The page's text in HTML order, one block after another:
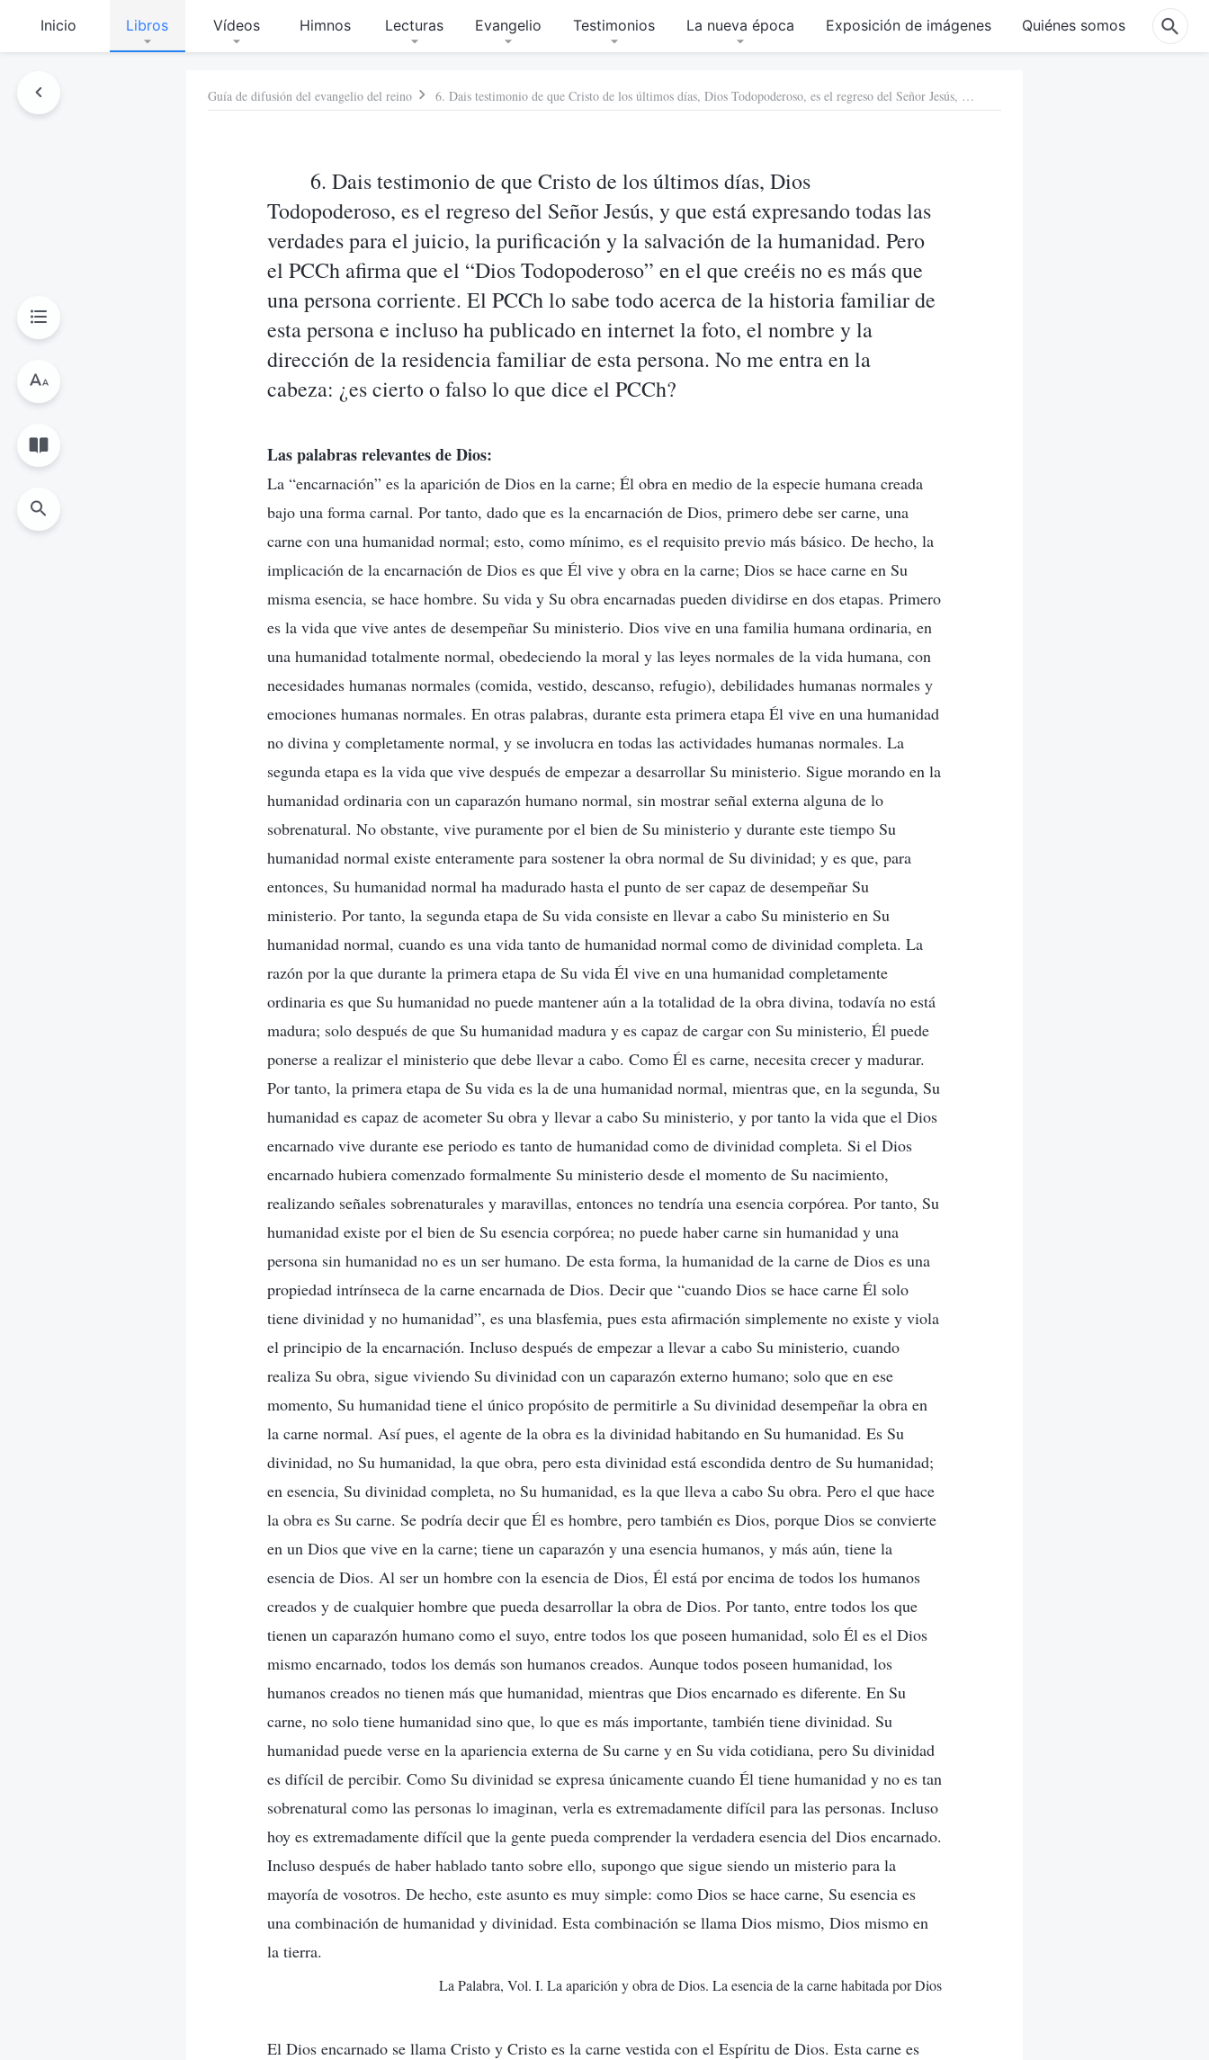
Inicio Libros Vídeos Himnos Lecturas Evangelio Testimonios La nueva época Exposición de imágenes Quiénes somos
Guía de difusión del evangelio del reino 6. Dais testimonio de que Cristo de los últimos días, Dios Todopoderoso, es el regreso del Señor Jesús, y que está expresando todas las verdades para el juicio, la purificación y la salvación de la humanidad. Pero el PCCh afirma que el “Dios Todopoderoso” en el que creéis no es más que una persona corriente. El PCCh lo sabe todo acerca de la historia familiar de esta persona e incluso ha publicado en internet la foto, el nombre y la dirección de la residencia familiar de esta persona. No me entra en la cabeza: ¿es cierto o falso lo que dice el PCCh?
6. Dais testimonio de que Cristo de los últimos días, Dios
Todopoderoso, es el regreso del Señor Jesús, y que está expresando todas las
verdades para el juicio, la purificación y la salvación de la humanidad. Pero
el PCCh afirma que el “Dios Todopoderoso” en el que creéis no es más que
una persona corriente. El PCCh lo sabe todo acerca de la historia familiar de
esta persona e incluso ha publicado en internet la foto, el nombre y la
dirección de la residencia familiar de esta persona. No me entra en la
cabeza: ¿es cierto o falso lo que dice el PCCh?
Las palabras relevantes de Dios:
La “encarnación” es la aparición de Dios en la carne; Él obra en medio de la especie humana creada
bajo una forma carnal. Por tanto, dado que es la encarnación de Dios, primero debe ser carne, una
carne con una humanidad normal; esto, como mínimo, es el requisito previo más básico. De hecho, la
implicación de la encarnación de Dios es que Él vive y obra en la carne; Dios se hace carne en Su
misma esencia, se hace hombre. Su vida y Su obra encarnadas pueden dividirse en dos etapas. Primero
es la vida que vive antes de desempeñar Su ministerio. Dios vive en una familia humana ordinaria, en
una humanidad totalmente normal, obedeciendo la moral y las leyes normales de la vida humana, con
necesidades humanas normales (comida, vestido, descanso, refugio), debilidades humanas normales y
emociones humanas normales. En otras palabras, durante esta primera etapa Él vive en una humanidad
no divina y completamente normal, y se involucra en todas las actividades humanas normales. La
segunda etapa es la vida que vive después de empezar a desarrollar Su ministerio. Sigue morando en la
humanidad ordinaria con un caparazón humano normal, sin mostrar señal externa alguna de lo
sobrenatural. No obstante, vive puramente por el bien de Su ministerio y durante este tiempo Su
humanidad normal existe enteramente para sostener la obra normal de Su divinidad; y es que, para
entonces, Su humanidad normal ha madurado hasta el punto de ser capaz de desempeñar Su
ministerio. Por tanto, la segunda etapa de Su vida consiste en llevar a cabo Su ministerio en Su
humanidad normal, cuando es una vida tanto de humanidad normal como de divinidad completa. La
razón por la que durante la primera etapa de Su vida Él vive en una humanidad completamente
ordinaria es que Su humanidad no puede mantener aún a la totalidad de la obra divina, todavía no está
madura; solo después de que Su humanidad madura y es capaz de cargar con Su ministerio, Él puede
ponerse a realizar el ministerio que debe llevar a cabo. Como Él es carne, necesita crecer y madurar.
Por tanto, la primera etapa de Su vida es la de una humanidad normal, mientras que, en la segunda, Su
humanidad es capaz de acometer Su obra y llevar a cabo Su ministerio, y por tanto la vida que el Dios
encarnado vive durante ese periodo es tanto de humanidad como de divinidad completa. Si el Dios
encarnado hubiera comenzado formalmente Su ministerio desde el momento de Su nacimiento,
realizando señales sobrenaturales y maravillas, entonces no tendría una esencia corpórea. Por tanto, Su
humanidad existe por el bien de Su esencia corpórea; no puede haber carne sin humanidad y una
persona sin humanidad no es un ser humano. De esta forma, la humanidad de la carne de Dios es una
propiedad intrínseca de la carne encarnada de Dios. Decir que “cuando Dios se hace carne Él solo
tiene divinidad y no humanidad”, es una blasfemia, pues esta afirmación simplemente no existe y viola
el principio de la encarnación. Incluso después de empezar a llevar a cabo Su ministerio, cuando
realiza Su obra, sigue viviendo Su divinidad con un caparazón externo humano; solo que en ese
momento, Su humanidad tiene el único propósito de permitirle a Su divinidad desempeñar la obra en
la carne normal. Así pues, el agente de la obra es la divinidad habitando en Su humanidad. Es Su
divinidad, no Su humanidad, la que obra, pero esta divinidad está escondida dentro de Su humanidad;
en esencia, Su divinidad completa, no Su humanidad, es la que lleva a cabo Su obra. Pero el que hace
la obra es Su carne. Se podría decir que Él es hombre, pero también es Dios, porque Dios se convierte
en un Dios que vive en la carne; tiene un caparazón y una esencia humanos, y más aún, tiene la
esencia de Dios. Al ser un hombre con la esencia de Dios, Él está por encima de todos los humanos
creados y de cualquier hombre que pueda desarrollar la obra de Dios. Por tanto, entre todos los que
tienen un caparazón humano como el suyo, entre todos los que poseen humanidad, solo Él es el Dios
mismo encarnado, todos los demás son humanos creados. Aunque todos poseen humanidad, los
humanos creados no tienen más que humanidad, mientras que Dios encarnado es diferente. En Su
carne, no solo tiene humanidad sino que, lo que es más importante, también tiene divinidad. Su
humanidad puede verse en la apariencia externa de Su carne y en Su vida cotidiana, pero Su divinidad
es difícil de percibir. Como Su divinidad se expresa únicamente cuando Él tiene humanidad y no es tan
sobrenatural como las personas lo imaginan, verla es extremadamente difícil para las personas. Incluso
hoy es extremadamente difícil que la gente pueda comprender la verdadera esencia del Dios encarnado.
Incluso después de haber hablado tanto sobre ello, supongo que sigue siendo un misterio para la
mayoría de vosotros. De hecho, este asunto es muy simple: como Dios se hace carne, Su esencia es
una combinación de humanidad y divinidad. Esta combinación se llama Dios mismo, Dios mismo en
la tierra.
La Palabra, Vol. I. La aparición y obra de Dios. La esencia de la carne habitada por Dios
El Dios encarnado se llama Cristo y Cristo es la carne vestida con el Espíritu de Dios. Esta carne es